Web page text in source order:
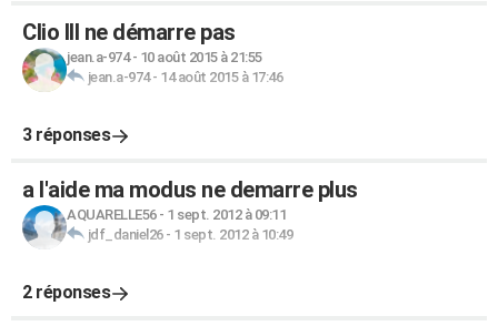
Clio III ne démarre pas
jean.a-974- 10 août 2015 à 21:55
jean.a-974- 14 août 2015 à 17:46
3 réponses
a l'aide ma modus ne demarre plus
AQUARELLE56- 1 sept. 2012 à 09:11
jdf_daniel26- 1 sept. 2012 à 10:49
2 réponses